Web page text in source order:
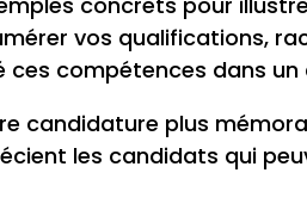
vos qualifications,
ces compétences dans
candidature plus
les candidats qui